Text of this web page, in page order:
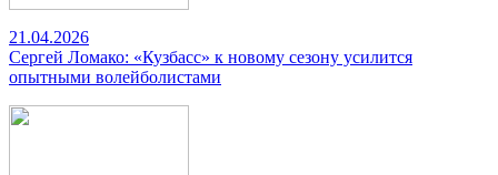
21.04.2026
Сергей Ломако: «Кузбасс» к новому сезону усилится
опытными волейболистами